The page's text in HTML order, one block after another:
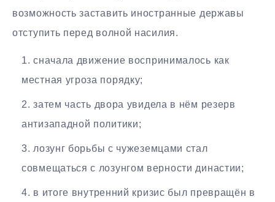
возможность заставить иностранные державы
отступить перед волной насилия.
сначала движение воспринималось как
местная угроза порядку;
затем часть двора увидела в нём резерв
антизападной политики;
лозунг борьбы с чужеземцами стал
совмещаться с лозунгом верности династии;
в итоге внутренний кризис был превращён в